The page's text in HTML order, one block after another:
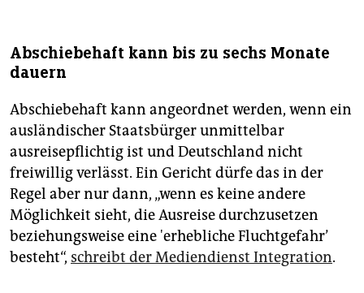
Abschiebehaft kann bis zu sechs Monate
dauern
Abschiebehaft kann angeordnet werden, wenn ein
ausländischer Staatsbürger unmittelbar
ausreisepflichtig ist und Deutschland nicht
freiwillig verlässt. Ein Gericht dürfe das in der
Regel aber nur dann, „wenn es keine andere
Möglichkeit sieht, die Ausreise durchzusetzen
beziehungsweise eine 'erhebliche Fluchtgefahr’
besteht“, schreibt der Mediendienst Integration.